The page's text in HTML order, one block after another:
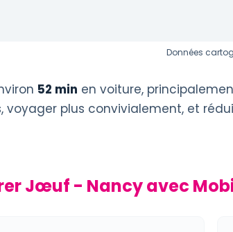
Données
52 min en voiture,
plus convivialement, et
Jœuf - Nancy avec